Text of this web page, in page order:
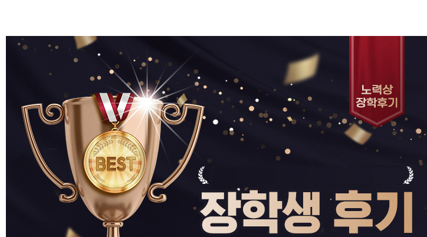
장학생후기